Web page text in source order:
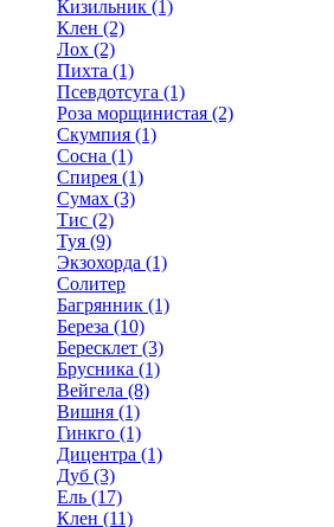
Кизильник (1)
Клен (2)
Лох (2)
Пихта (1)
Псевдотсуга (1)
Роза морщинистая (2)
Скумпия (1)
Сосна (1)
Спирея (1)
Сумах (3)
Тис (2)
Туя (9)
Экзохорда (1)
Солитер
Багрянник (1)
Береза (10)
Бересклет (3)
Брусника (1)
Вейгела (8)
Вишня (1)
Гинкго (1)
Дицентра (1)
Дуб (3)
Ель (17)
Клен (11)